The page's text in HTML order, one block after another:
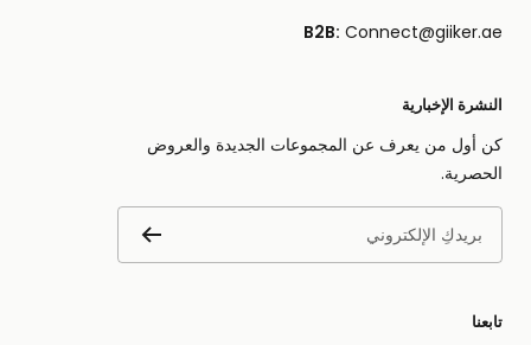
B2B: Connect@giiker.ae
النشرة الإخبارية
كن أول من يعرف عن المجموعات الجديدة والعروض
الحصرية.
بريدكِ الإلكتروني
تابعنا